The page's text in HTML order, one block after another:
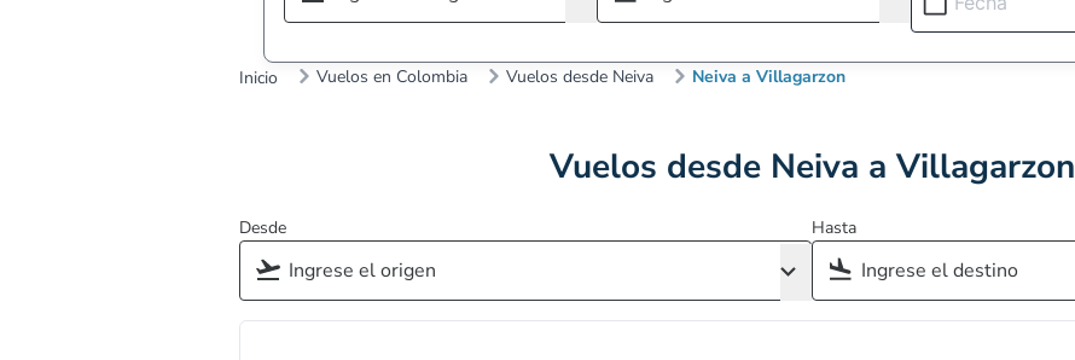
Inicio Vuelos en Colombia Vuelos desde Neiva Neiva a Villagarzon
Vuelos desde Neiva a Villagarzon
Desde Hasta